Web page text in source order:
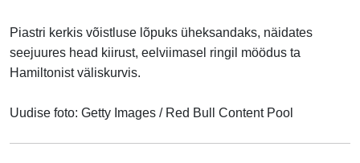
Piastri kerkis võistluse lõpuks üheksandaks, näidates
seejuures head kiirust, eelviimasel ringil möödus ta
Hamiltonist väliskurvis.
Uudise foto: Getty Images / Red Bull Content Pool